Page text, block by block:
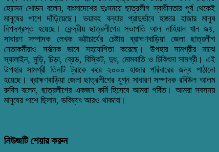
হোসেন শোভন বলেন, বাংলাদেশের দুঃসময়ে ছাত্রলীগ স্বাধীনতার পূর্ব থেকেই
মানুষের পাশে দাঁড়িয়েছে। ভয়াবহ বন্যার প্রাদুর্ভাবে হাজার হাজার মানুষ
বিপদগ্রস্ত হয়েছে। কেন্দ্রীয় ছাত্রলীগের সভাপতি আল নাহিয়ান খান জয়,
সাধারণ সম্পাদক লেখক ভট্টাচার্যের চেষ্টায় ব্রাহ্মণবাড়িয়া জেলা ছাত্রলীগ
নেতাকর্মীরাও সর্বাত্মক ভাবে সহযোগিতা করেছে। উপহার সামগ্রীর মাঝে
স্যালাইন, মুড়ি, চিড়া, ব্রেড, বিস্কিট, দুধ, মোমবাতি ও চিকিৎসা সামগ্রী। এই
উপহার সামগ্রী তিনটি ট্রাকে করে ২০০০ হাজার পরিবারের জন্য পাঠানো
হয়েছে। ব্রাহ্মণবাড়িয়া জেলা ছাত্রলীগের যুগ্ন সাধারণ সম্পাদক রবিউল আলম
রুবিন বলেন, ছাত্রলীগের একজন কর্মি হিসেবে আমরা গর্বিত। আমরা সবসময়
মানুষের পাশে ছিলাম, ভবিষ্যৎ আরও থাকবো।
নিউজটি শেয়ার করুন